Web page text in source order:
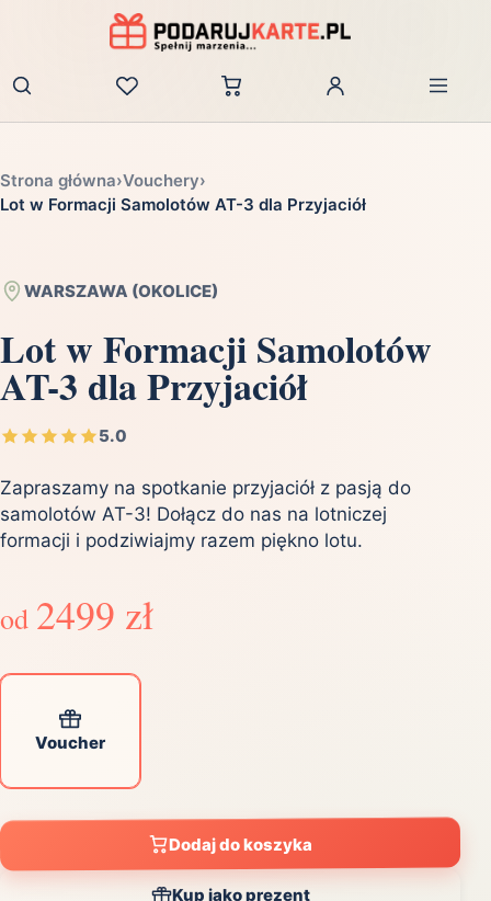
Zaloguj
Strona główna›Vouchery›
Lot w Formacji Samolotów AT-3 dla Przyjaciół
WARSZAWA (OKOLICE)
Lot w Formacji Samolotów
AT-3 dla Przyjaciół
5.0
Zapraszamy na spotkanie przyjaciół z pasją do
samolotów AT-3! Dołącz do nas na lotniczej
formacji i podziwiajmy razem piękno lotu.
od 2499 zł
Voucher
Dodaj do koszyka
Kup jako prezent